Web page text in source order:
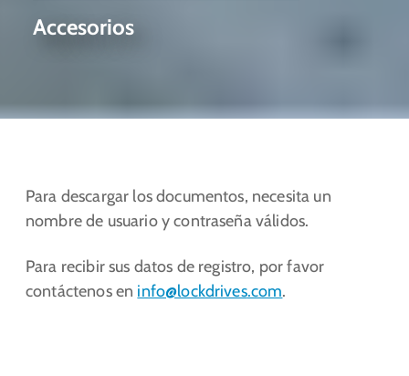
Accesorios
Para descargar los documentos, necesita un
nombre de usuario y contraseña válidos.
Para recibir sus datos de registro, por favor
contáctenos en info@lockdrives.com.